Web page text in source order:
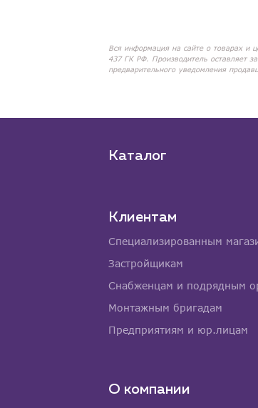
Вся информация на сайте о товарах и
437 ГК РФ. Производитель оставляет
предварительного уведомления
Каталог
Клиентам
Специализированным
Застройщикам
Снабженцам и подрядным
Монтажным бригадам
Предприятиям и юр.лицам
О компании